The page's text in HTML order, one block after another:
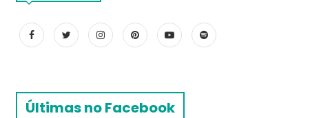
Últimas no Facebook